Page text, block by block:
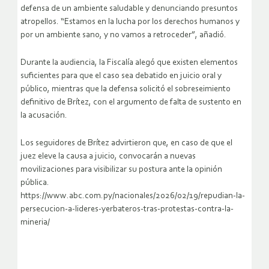
defensa de un ambiente saludable y denunciando presuntos
atropellos. “Estamos en la lucha por los derechos humanos y
por un ambiente sano, y no vamos a retroceder”, añadió.
Durante la audiencia, la Fiscalía alegó que existen elementos
suficientes para que el caso sea debatido en juicio oral y
público, mientras que la defensa solicitó el sobreseimiento
definitivo de Brítez, con el argumento de falta de sustento en
la acusación.
Los seguidores de Brítez advirtieron que, en caso de que el
juez eleve la causa a juicio, convocarán a nuevas
movilizaciones para visibilizar su postura ante la opinión
pública.
https://www.abc.com.py/nacionales/2026/02/19/repudian-la-
persecucion-a-lideres-yerbateros-tras-protestas-contra-la-
mineria/